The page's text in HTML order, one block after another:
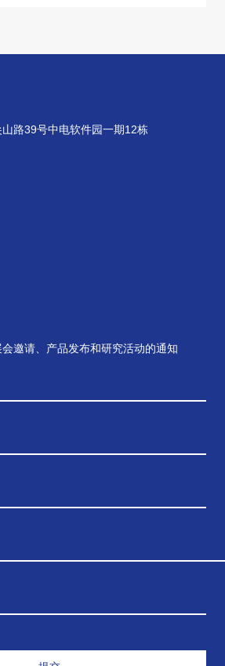
路39号中电软件园一期12栋
邀请、产品发布和研究活动的通知